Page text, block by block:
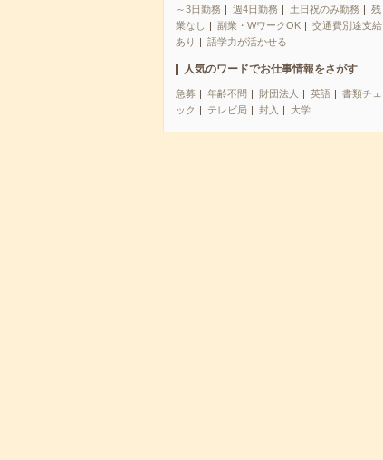
～3日勤務
週4日勤務 土日祝のみ勤務
残
業なし
副業・WワークOK
交通費別途支給
あり
語学力が活かせる
人気のワードでお仕事情報をさがす
急募 年齢不問 財団法人 英語
書類チェ
ック
テレビ局 封入 大学